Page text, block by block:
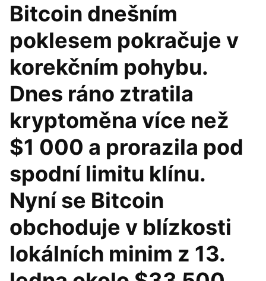
Bitcoin dnešním
poklesem pokračuje v
korekčním pohybu.
Dnes ráno ztratila
kryptoměna více než
$1 000 a prorazila pod
spodní limitu klínu.
Nyní se Bitcoin
obchoduje v blízkosti
lokálních minim z 13.